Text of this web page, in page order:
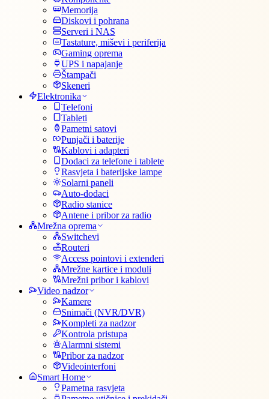
Memorija
Diskovi i pohrana
Serveri i NAS
Tastature, miševi i periferija
Gaming oprema
UPS i napajanje
Štampači
Skeneri
Elektronika
Telefoni
Tableti
Pametni satovi
Punjači i baterije
Kablovi i adapteri
Dodaci za telefone i tablete
Rasvjeta i baterijske lampe
Solarni paneli
Auto-dodaci
Radio stanice
Antene i pribor za radio
Mrežna oprema
Switchevi
Routeri
Access pointovi i extenderi
Mrežne kartice i moduli
Mrežni pribor i kablovi
Video nadzor
Kamere
Snimači (NVR/DVR)
Kompleti za nadzor
Kontrola pristupa
Alarmni sistemi
Pribor za nadzor
Videointerfoni
Smart Home
Pametna rasvjeta